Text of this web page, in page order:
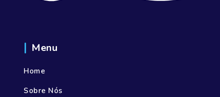
Menu
Home
Sobre Nós